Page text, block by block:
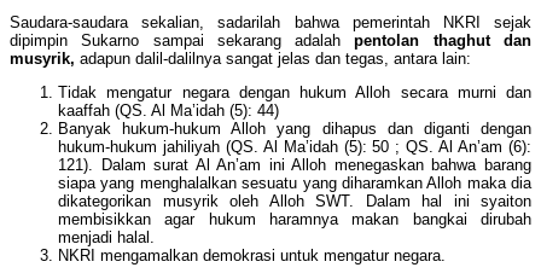
Saudara-saudara sekalian, sadarilah bahwa pemerintah NKRI sejak
dipimpin Sukarno sampai sekarang adalahpentolan thaghut dan
musyrik, adapun dalil-dalilnya sangat jelas dan tegas, antara lain:
Tidak mengatur negara dengan hukum Alloh secara murni dan
kaaffah (QS. Al Ma’idah (5): 44)
Banyak hukum-hukum Alloh yang dihapus dan diganti dengan
hukum-hukum jahiliyah (QS. Al Ma’idah (5): 50 ; QS. Al An’am (6):
121). Dalam surat Al An’am ini Alloh menegaskan bahwa barang
siapa yang menghalalkan sesuatu yang diharamkan Alloh maka dia
dikategorikan musyrik oleh Alloh SWT. Dalam hal ini syaiton
membisikkan agar hukum haramnya makan bangkai dirubah
menjadi halal.
NKRI mengamalkan demokrasi untuk mengatur negara.